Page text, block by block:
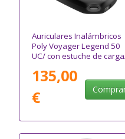
Auriculares Inalámbricos
Poly Voyager Legend 50
UC/ con estuche de
135,00
€